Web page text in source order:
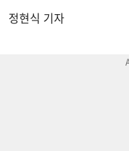
정현식 기자